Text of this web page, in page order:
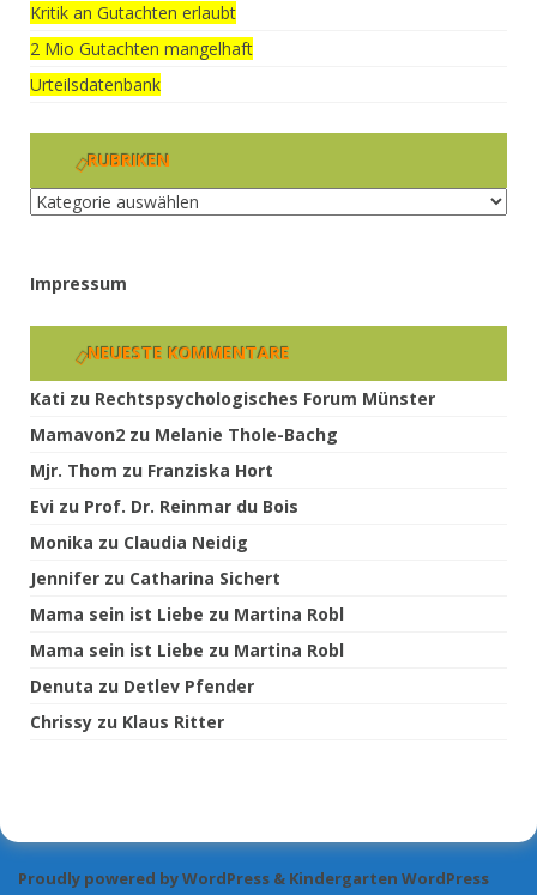
Kritik an Gutachten erlaubt
2 Mio Gutachten mangelhaft
Urteilsdatenbank
RUBRIKEN
Rubriken
Impressum
NEUESTE KOMMENTARE
Kati zu Rechtspsychologisches Forum Münster
Mamavon2 zu Melanie Thole-Bachg
Mjr. Thom zu Franziska Hort
Evi zu Prof. Dr. Reinmar du Bois
Monika zu Claudia Neidig
Jennifer zu Catharina Sichert
Mama sein ist Liebe zu Martina Robl
Mama sein ist Liebe zu Martina Robl
Denuta zu Detlev Pfender
Chrissy zu Klaus Ritter
Proudly powered by WordPress & Kindergarten WordPress